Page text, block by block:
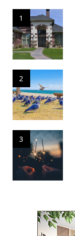
1
2
3